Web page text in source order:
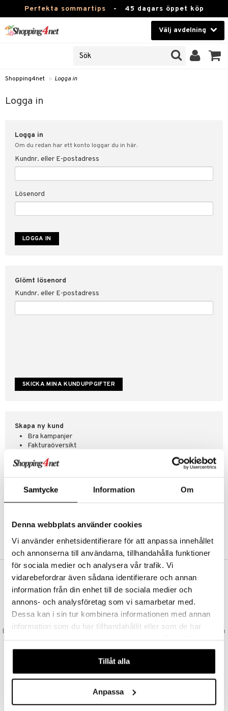
Samtycke Information Om
Denna webbplats använder cookies
Vi använder enhetsidentifierare för att anpassa innehållet
och annonserna till användarna, tillhandahålla funktioner
för sociala medier och analysera vår trafik. Vi
vidarebefordrar även sådana identifierare och annan
information från din enhet till de sociala medier och
annons- och analysföretag som vi samarbetar med.
Dessa kan i sin tur kombinera informationen med annan
information som du har tillhandahållit eller som de har
våra cookies vid fortsatt användande av vår webbplats.
Tillåt alla
Anpassa
Perfekta sommartips - 45 dagars öppet köp
Välj avdelning
Kontaktlinser
Hälsokost
Fitness
Hem & Inredning
Leksaker, Barn & Baby
Varumärken
Shopping4net » Logga in
Logga in
Logga in
Om du redan har ett konto loggar du in här.
Kundnr. eller E-postadress
Lösenord
Glömt lösenord
Kundnr. eller E-postadress
Skapa ny kund
Bra kampanjer
Fakturaöversikt
Abonnemang
Önskelistor
SKAPA KUND
svar
för Shopping4net
VAD KOSTAR FRAKTEN?
Vi erbjuder fri frakt från 350 kr. Vår gräns för fraktfri leverans bestäms
utifån vilken avdelning du handlar från. Läs mer här »
SNABBA LEVERANSER
Beställningar lagda före 14:00 (gäller varor i lager) skickas normalt ut från
GODKÄND AV LÄKEMEDELSVERKET
Läkemedelsverket gällande försäljning av läkemedel.
TRYGGA KÖP
Handla tryggt & säkert via faktura, delbetalning eller marknadens